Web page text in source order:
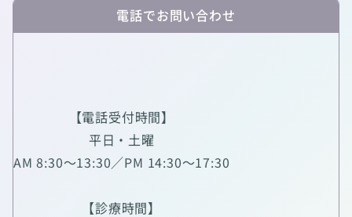
電話でお問い合わせ
【電話受付時間】
平日・土曜
AM 8:30～13:30／PM 14:30～17:30
【診療時間】